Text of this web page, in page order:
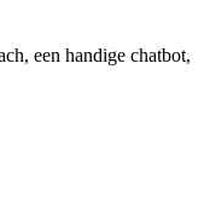
een handige chatbot,